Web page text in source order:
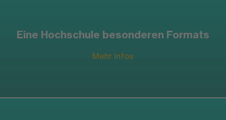
Eine Hochschule besonderen Formats
Mehr Infos